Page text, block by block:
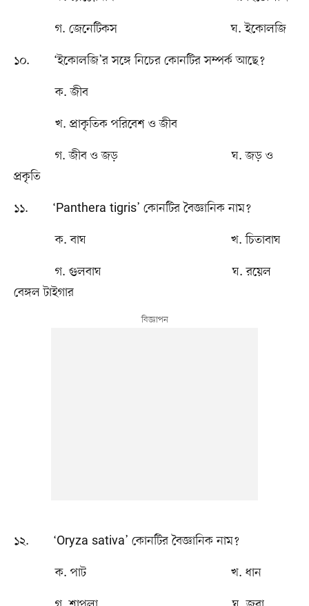
গ. জেনেটিকস ঘ. ইকোলজি
১০. ‘ইকোলজি’র সঙ্গে নিচের কোনটির সম্পর্ক আছে?
ক. জীব
খ. প্রাকৃতিক পরিবেশ ও জীব
গ. জীব ও জড় ঘ. জড় ও
প্রকৃতি
১১. ‘Panthera tigris’ কোনটির বৈজ্ঞানিক নাম?
ক. বাঘ খ. চিতাবাঘ
গ. গুলবাঘ ঘ. রয়েল
বেঙ্গল টাইগার
১২. ‘Oryza sativa’ কোনটির বৈজ্ঞানিক নাম?
ক. পাট খ. ধান